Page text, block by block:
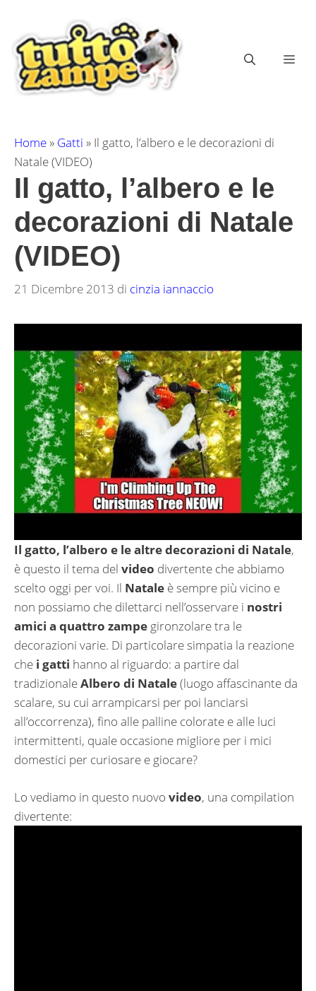
contenuto
Home» Gatti » Il gatto, l’albero e le decorazioni di
Natale (VIDEO)
Il gatto, l’albero e le
decorazioni di Natale
(VIDEO)
21 Dicembre 2013 di cinzia iannaccio
Il gatto, l’albero e le altre decorazioni di Natale,
è questo il tema del video divertente che abbiamo
scelto oggi per voi. Il Natale è sempre più vicino e
non possiamo che dilettarci nell’osservare i nostri
amici a quattro zampe gironzolare tra le
decorazioni varie. Di particolare simpatia la reazione
che i gatti hanno al riguardo: a partire dal
tradizionaleAlbero di Natale(luogo affascinante da
scalare, su cui arrampicarsi per poi lanciarsi
all’occorrenza), fino alle palline colorate e alle luci
intermittenti, quale occasione migliore per i mici
domestici per curiosare e giocare?
Lo vediamo in questo nuovo video, una compilation
divertente: